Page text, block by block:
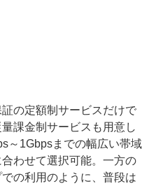
の定額制サービスだけで
課金制サービスも用意し
～1Gbpsまでの幅広い帯域
わせて選択可能。一方の
の利用のように、普段は